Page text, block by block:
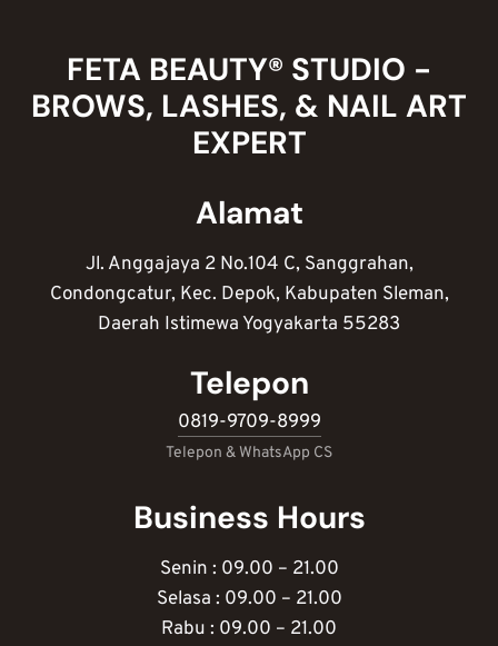
BUDAYA
NAN
UNIK
FETA BEAUTY® STUDIO -
BROWS, LASHES, & NAIL ART
EXPERT
Alamat
Jl. Anggajaya 2 No.104 C, Sanggrahan,
Condongcatur, Kec. Depok, Kabupaten Sleman,
Daerah Istimewa Yogyakarta 55283
Telepon
0819-9709-8999
Telepon & WhatsApp CS
Business Hours
Senin : 09.00 – 21.00
Selasa : 09.00 – 21.00
Rabu : 09.00 – 21.00